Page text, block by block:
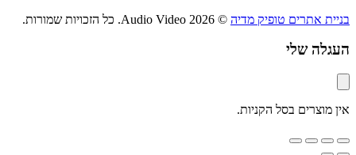
בניית אתרים טופיק מדיה © 2026 Audio Video. כל הזכויות שמורות.
העגלה שלי
אין מוצרים בסל הקניות.